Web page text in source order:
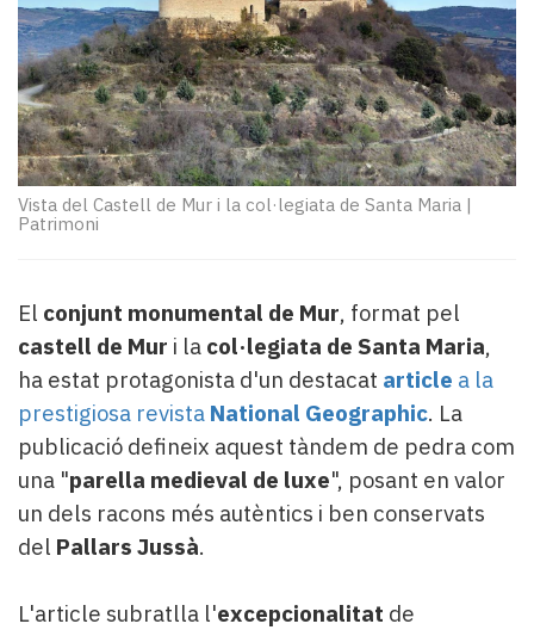
Entrevistes
Enquestes
A
escena!
Dis
la
teva!
Subscriptors
La
Pallars
Contingut
patrocinat
més
llegit...
Editorial
Vista del Castell de Mur i la col·legiata de Santa Maria |
Patrimoni
El conjunt monumental de Mur, format pel
castell de Mur i la col·legiata de Santa Maria,
ha estat protagonista d'un destacat article a la
prestigiosa revista National Geographic. La
publicació defineix aquest tàndem de pedra com
una "parella medieval de luxe", posant en valor
un dels racons més autèntics i ben conservats
del Pallars Jussà.
L'article subratlla l'excepcionalitat de